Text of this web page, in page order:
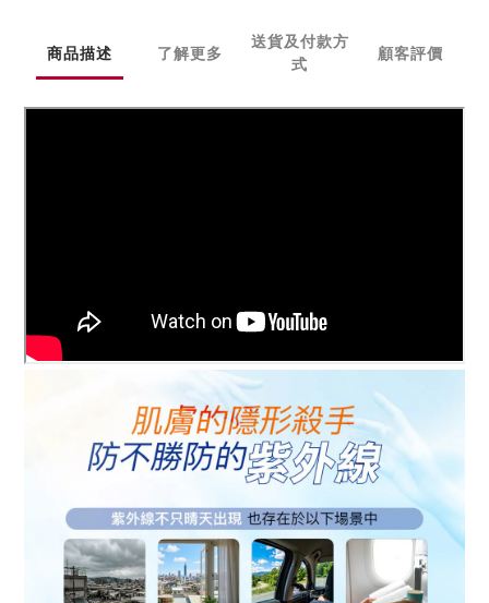
商品描述 了解更多
送貨及付款方
式
顧客評價